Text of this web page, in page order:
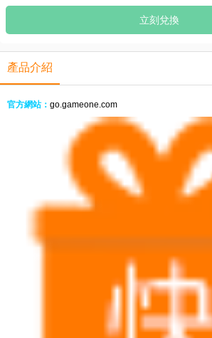
立刻兌換
產品介紹
官方網站： go.gameone.com